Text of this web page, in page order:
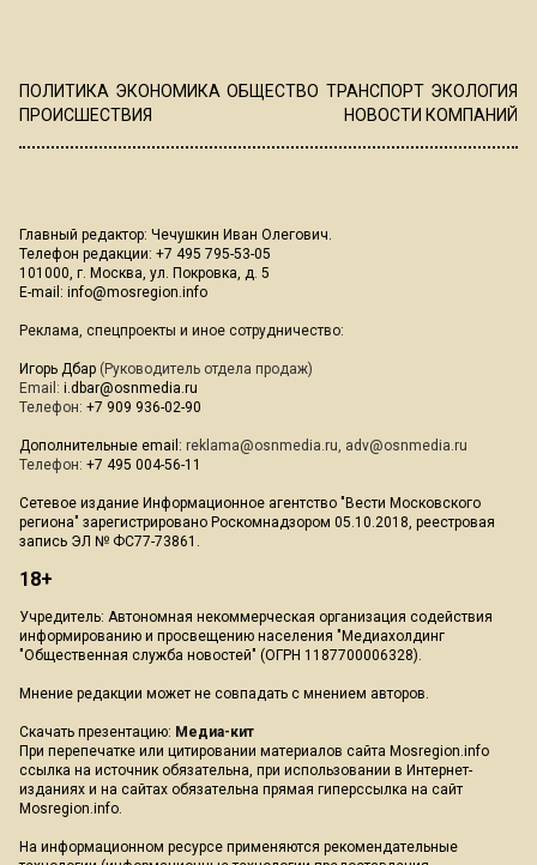
ПОЛИТИКА ЭКОНОМИКА ОБЩЕСТВО ТРАНСПОРТ ЭКОЛОГИЯ
ПРОИСШЕСТВИЯ
НОВОСТИ КОМПАНИЙ
Главный редактор: Чечушкин Иван Олегович.
Телефон редакции: +7 495 795-53-05
101000, г. Москва, ул. Покровка, д. 5
E-mail: info@mosregion.info
Реклама, спецпроекты и иное сотрудничество:
Игорь Дбар (Руководитель отдела продаж)
Email: i.dbar@osnmedia.ru
Телефон: +7 909 936-02-90
Дополнительные email: reklama@osnmedia.ru, adv@osnmedia.ru
Телефон: +7 495 004-56-11
Сетевое издание Информационное агентство "Вести Московского
региона" зарегистрировано Роскомнадзором 05.10.2018, реестровая
запись ЭЛ № ФС77-73861.
18+
Учредитель: Автономная некоммерческая организация содействия
информированию и просвещению населения "Медиахолдинг
"Общественная служба новостей" (ОГРН 1187700006328).
Мнение редакции может не совпадать с мнением авторов.
Скачать презентацию: Медиа-кит
При перепечатке или цитировании материалов сайта Mosregion.info
ссылка на источник обязательна, при использовании в Интернет-
изданиях и на сайтах обязательна прямая гиперссылка на сайт
Mosregion.info.
На информационном ресурсе применяются рекомендательные